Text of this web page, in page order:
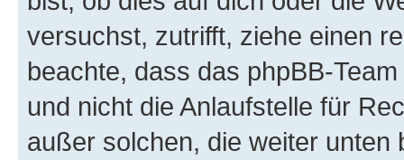
versuchst, zutrifft, ziehe einen
beachte, dass das phpBB-
und nicht die Anlaufstelle für
außer solchen, die weiter unten